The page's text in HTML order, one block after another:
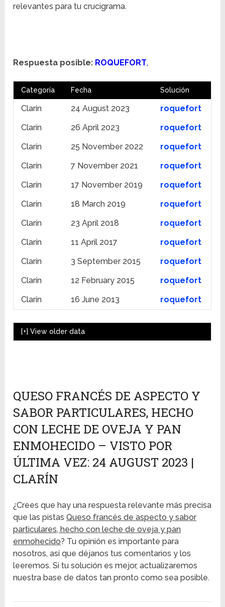
relevantes para tu crucigrama.
Respuesta posible: ROQUEFORT,
Categoría Fecha Solución
Clarín 24 August 2023
roquefort
Clarín
26 April 2023
roquefort
Clarín
25 November 2022
roquefort
Clarín
7 November 2021
roquefort
Clarín
17 November 2019
roquefort
Clarín
18 March 2019
roquefort
Clarín
23 April 2018
roquefort
Clarín
11 April 2017
roquefort
Clarín
3 September 2015
roquefort
Clarín
12 February 2015
roquefort
Clarín
16 June 2013 roquefort
[+]View older data
QUESO FRANCÉS DE ASPECTO Y
SABOR PARTICULARES, HECHO
CON LECHE DE OVEJA Y PAN
ENMOHECIDO – VISTO POR
ÚLTIMA VEZ: 24 AUGUST 2023 |
CLARÍN
¿Crees que hay una respuesta relevante más precisa
que las pistasQueso francés de aspecto y sabor
particulares, hecho con leche de oveja y pan
enmohecido? Tu opinión es importante para
nosotros, así que déjanos tus comentarios y los
leeremos. Si tu solución es mejor, actualizaremos
nuestra base de datos tan pronto como sea posible.